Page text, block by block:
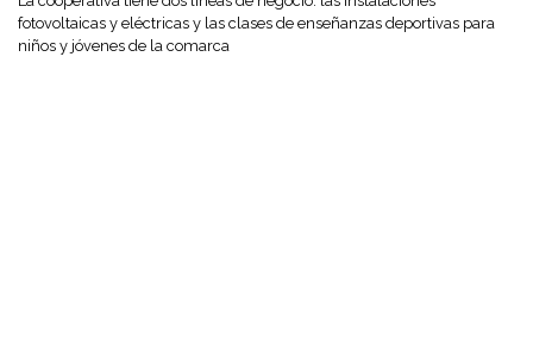
fotovoltaicas y eléctricas y las clases de enseñanzas deportivas para
niños y jóvenes de la comarca